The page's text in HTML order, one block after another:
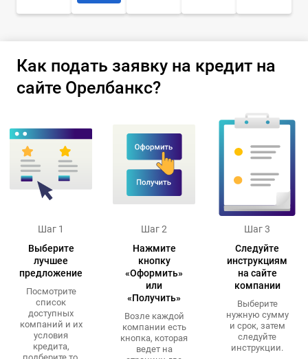
Как подать заявку на кредит на
сайте Орелбанкс?
Шаг 1
Выберите
лучшее
предложение
Посмотрите
список
доступных
компаний и их
условия
кредита,
Шаг 2
Нажмите
кнопку
«Оформить»
или
«Получить»
Возле каждой
компании есть
кнопка, которая
ведет на
Шаг 3
Следуйте
инструкциям
на сайте
компании
Выберите
нужную сумму
и срок, затем
следуйте
инструкции.